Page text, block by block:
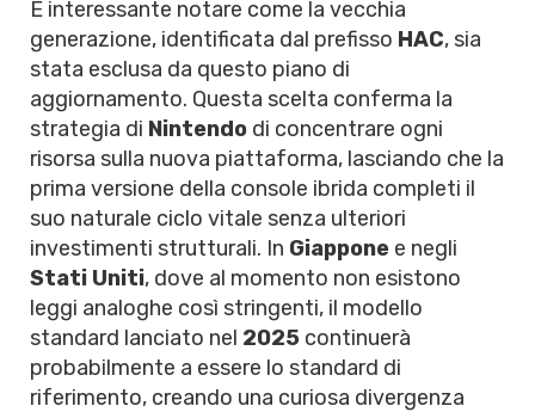
È interessante notare come la vecchia
generazione, identificata dal prefisso HAC, sia
stata esclusa da questo piano di
aggiornamento. Questa scelta conferma la
strategia di Nintendo di concentrare ogni
risorsa sulla nuova piattaforma, lasciando che la
prima versione della console ibrida completi il
suo naturale ciclo vitale senza ulteriori
investimenti strutturali. In Giappone e negli
Stati Uniti, dove al momento non esistono
leggi analoghe così stringenti, il modello
standard lanciato nel 2025 continuerà
probabilmente a essere lo standard di
riferimento, creando una curiosa divergenza